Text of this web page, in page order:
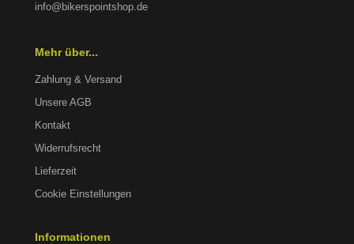
info@bikerspointshop.de
Mehr über...
Zahlung & Versand
Unsere AGB
Kontakt
Widerrufsrecht
Lieferzeit
Cookie Einstellungen
Informationen